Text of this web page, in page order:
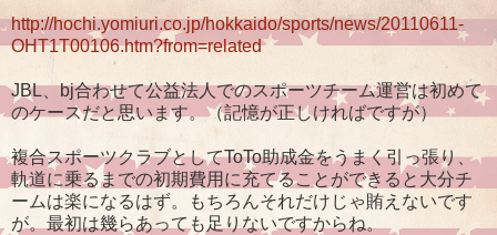
http://hochi.yomiuri.co.jp/hokkaido/sports/news/20110611-
OHT1T00106.htm?from=related
JBL、bj合わせて公益法人でのスポーツチーム運営は初めて
のケースだと思います。（記憶が正しければですが）
複合スポーツクラブとしてToTo助成金をうまく引っ張り、
軌道に乗るまでの初期費用に充てることができると大分チ
ームは楽になるはず。もちろんそれだけじゃ賄えないです
が。最初は幾らあっても足りないですからね。